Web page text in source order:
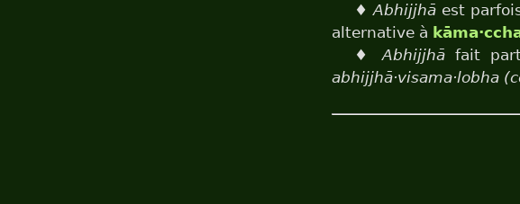
♦Abhijjhā est
alternative à
♦Abhijjhā fait
abhijjhā·visama·lobha